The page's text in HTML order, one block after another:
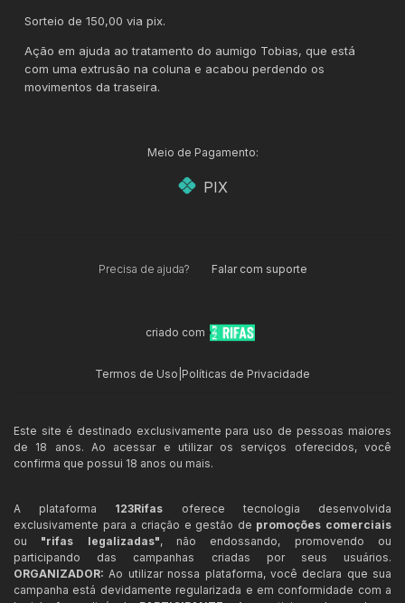
Sorteio de 150,00 via pix.
Ação em ajuda ao tratamento do aumigo Tobias, que está
com uma extrusão na coluna e acabou perdendo os
movimentos da traseira.
Meio de Pagamento:
PIX
Precisa de ajuda? Falar com suporte
criado com
Termos de Uso Políticas de Privacidade
Este site é destinado exclusivamente para uso de pessoas maiores
de 18 anos. Ao acessar e utilizar os serviços oferecidos, você
confirma que possui 18 anos ou mais.
A plataforma 123Rifas oferece tecnologia desenvolvida
exclusivamente para a criação e gestão de promoções comerciais
ou "rifas legalizadas", não endossando, promovendo ou
participando das campanhas criadas por seus usuários.
ORGANIZADOR: Ao utilizar nossa plataforma, você declara que sua
campanha está devidamente regularizada e em conformidade com a